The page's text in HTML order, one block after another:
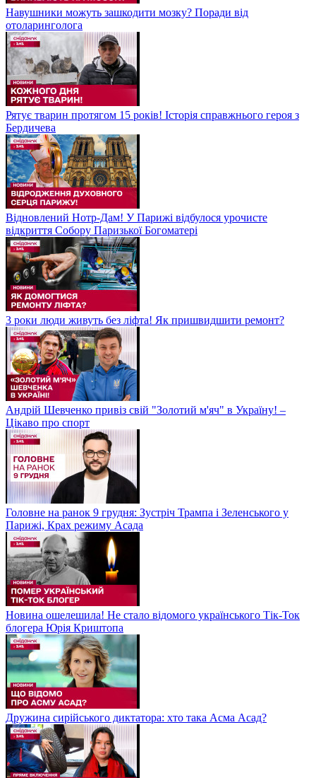
Навушники можуть зашкодити мозку? Поради від
отоларинголога
Рятує тварин протягом 15 років! Історія справжнього героя з
Бердичева
Відновлений Нотр-Дам! У Парижі відбулося урочисте
відкриття Собору Паризької Богоматері
3 роки люди живуть без ліфта! Як пришвидшити ремонт?
Андрій Шевченко привіз свій "Золотий м'яч" в Україну! –
Цікаво про спорт
Головне на ранок 9 грудня: Зустріч Трампа і Зеленського у
Парижі, Крах режиму Асада
Новина ошелешила! Не стало відомого українського Тік-Ток
блогера Юрія Криштопа
Дружина сирійського диктатора: хто така Асма Асад?